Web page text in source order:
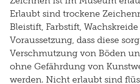
Erlaubt sind trockene
Bleistift, Farbstift,
Voraussetzung, dass diese
Verschmutzung von Böden
ohne Gefährdung von
werden. Nicht erlaubt sind